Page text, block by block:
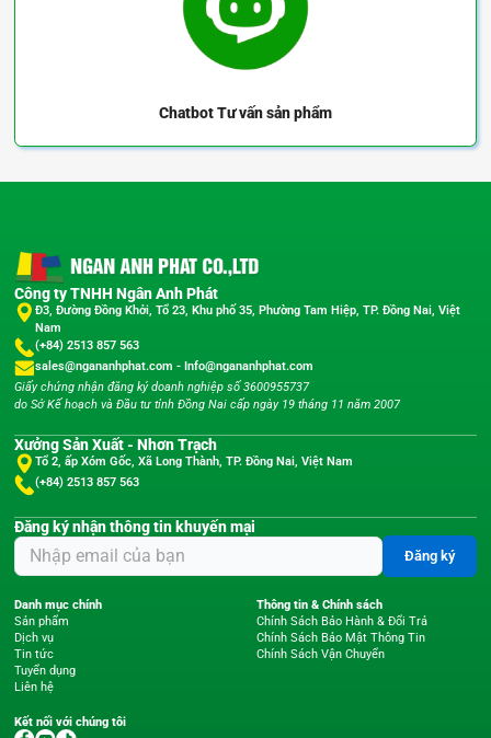
ChatbotTư vấn sản phẩm
Công ty TNHH Ngân Anh Phát
Đ3, Đường Đồng Khởi, Tổ 23, Khu phố 35, Phường Tam Hiệp, TP. Đồng Nai, Việt
Nam
(+84) 2513 857 563
sales@ngananhphat.com - Info@ngananhphat.com
Giấy chứng nhận đăng ký doanh nghiệp số 3600955737
do Sở Kế hoạch và Đầu tư tỉnh Đồng Nai cấp ngày 19 tháng 11 năm 2007
Xưởng Sản Xuất - Nhơn Trạch
Tổ 2, ấp Xóm Gốc, Xã Long Thành, TP. Đồng Nai, Việt Nam
(+84) 2513 857 563
Đăng ký nhận thông tin khuyến mại
Đăng ký
Danh mục chính
Sản phẩm
Dịch vụ
Tin tức
Tuyển dụng
Liên hệ
Thông tin & Chính sách
Chính Sách Bảo Hành & Đổi Trả
Chính Sách Bảo Mật Thông Tin
Chính Sách Vận Chuyển
Kết nối với chúng tôi